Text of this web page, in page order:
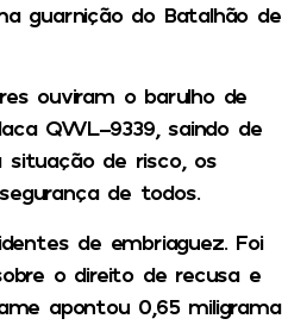
guarnição do Batalhão de
ouviram o barulho de
QWL-9339, saindo de
de risco, os
de todos.
de embriaguez. Foi
o direito de recusa e
apontou 0,65 miligrama